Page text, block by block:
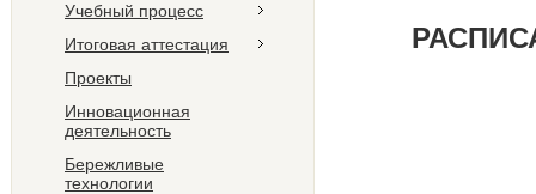
Учебный процесс
Итоговая аттестация
Проекты
Инновационная
деятельность
Бережливые
технологии